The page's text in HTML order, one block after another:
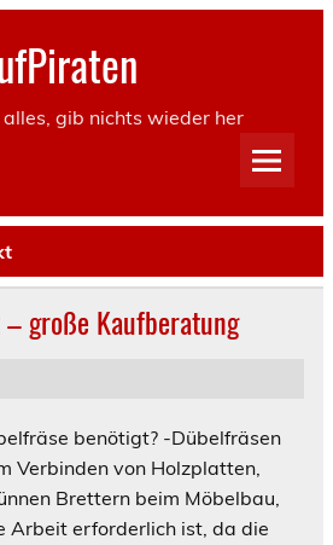
alles, gib nichts wieder her
große Kaufberatung
benötigt? -Dübelfräsen
Verbinden von Holzplatten,
Brettern beim Möbelbau,
Arbeit erforderlich ist, da die